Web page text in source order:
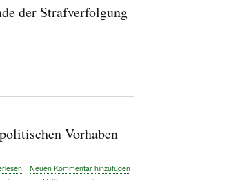
der Strafverfolgung
Vorhaben
über
Neuen Kommentar hinzufügen